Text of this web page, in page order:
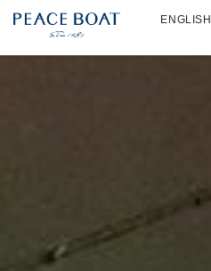
ENGLISH